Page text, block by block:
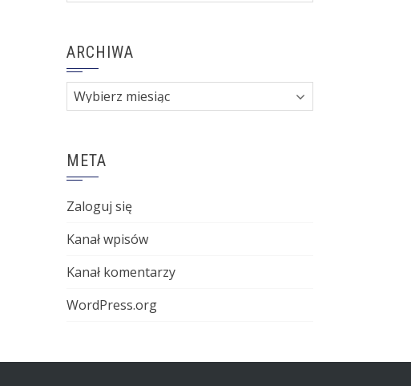
ARCHIWA
Archiwa
META
Zaloguj się
Kanał wpisów
Kanał komentarzy
WordPress.org